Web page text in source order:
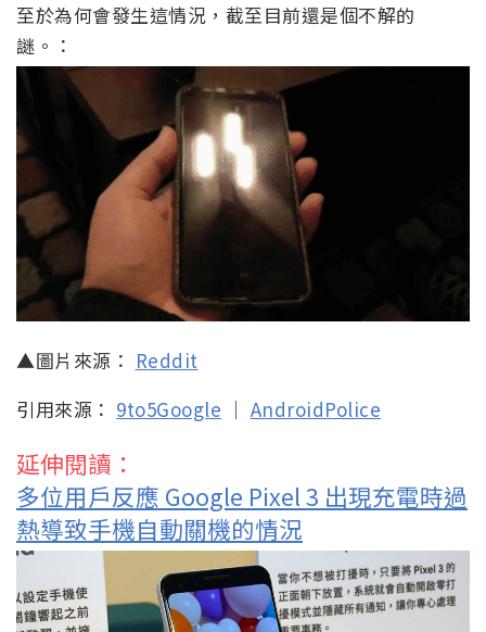
至於為何會發生這情況，截至目前還是個不解的
謎。：
▲圖片來源： Reddit
引用來源： 9to5Google ｜ AndroidPolice
延伸閱讀：
多位用戶反應 Google Pixel 3 出現充電時過
熱導致手機自動關機的情況